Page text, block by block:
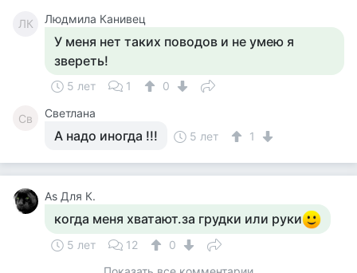
ЛК Людмила Канивец
У меня нет таких поводов и не умею я
звереть!
5 лет 1 0
Св Светлана
А надо иногда !!! 5 лет 1
Аs Для К.
когда меня хватают.за грудки или руки
5 лет 12
0